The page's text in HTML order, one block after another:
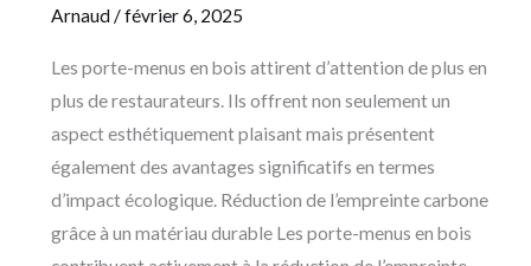
Arnaud/février 6, 2025
Les porte-menus en bois attirent d’attention de plus en
plus de restaurateurs. Ils offrent non seulement un
aspect esthétiquement plaisant mais présentent
également des avantages significatifs en termes
d’impact écologique. Réduction de l’empreinte carbone
grâce à un matériau durable Les porte-menus en bois